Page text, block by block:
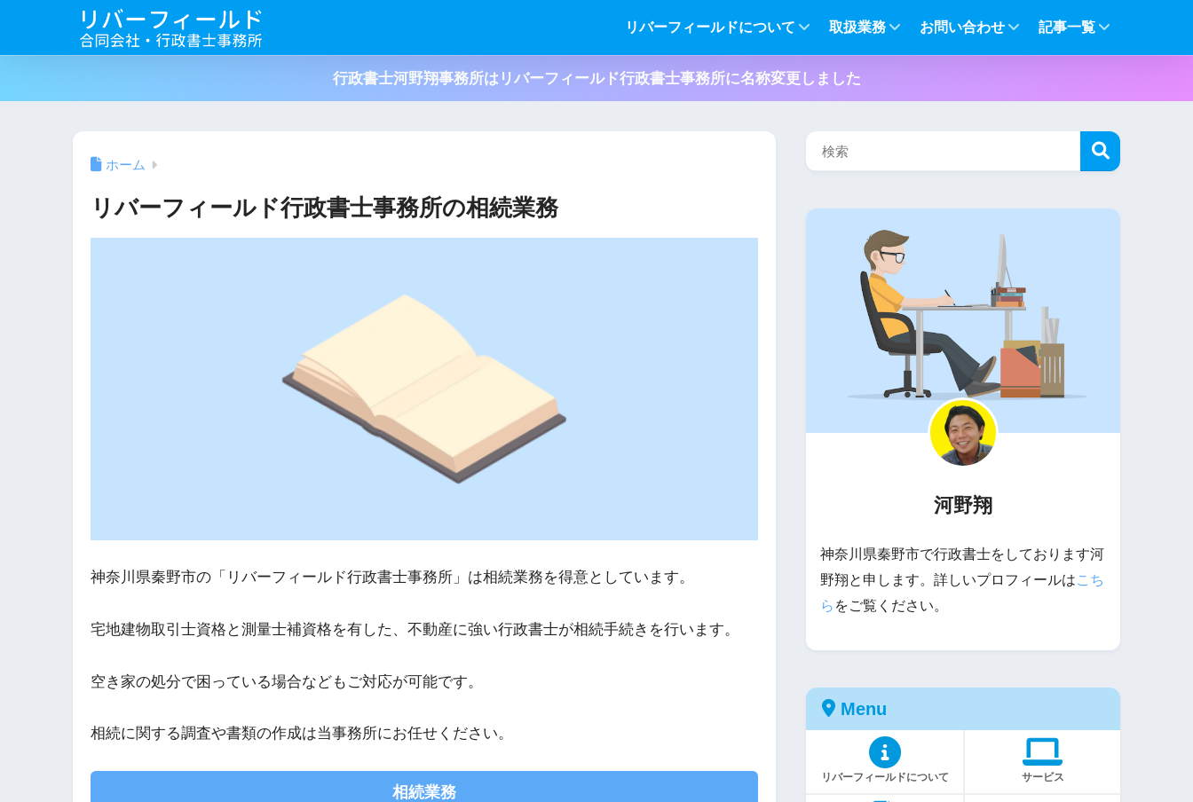
リバーフィールドについて 取扱業務 お問い合わせ 記事一覧
行政書士河野翔事務所はリバーフィールド行政書士事務所に名称変更しました
ホーム
リバーフィールド行政書士事務所の相続業務
神奈川県秦野市の「リバーフィールド行政書士事務所」は相続業務を得意としています。
宅地建物取引士資格と測量士補資格を有した、不動産に強い行政書士が相続手続きを行います。
空き家の処分で困っている場合などもご対応が可能です。
相続に関する調査や書類の作成は当事務所にお任せください。
相続業務
河野翔
神奈川県秦野市で行政書士をしております河
野翔と申します。詳しいプロフィールはこち
ら をご覧ください。
Menu
リバーフィールドについて サービス